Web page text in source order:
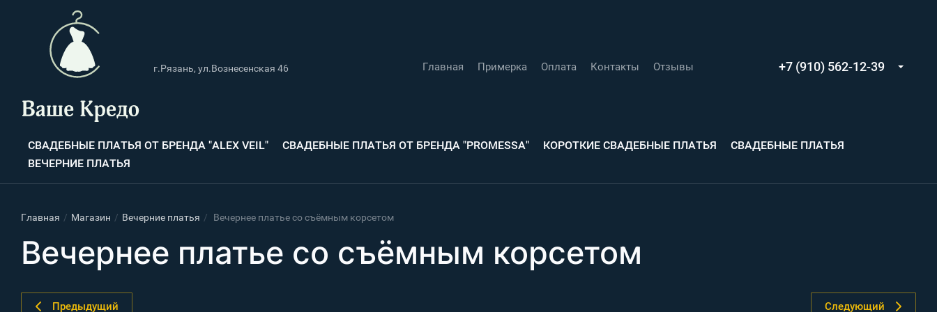
г.Рязань, ул.Вознесенская 46 Главная Примерка Оплата Контакты Отзывы +7 (910) 562-12-39
СВАДЕБНЫЕ ПЛАТЬЯ ОТ БРЕНДА "ALEX VEIL" СВАДЕБНЫЕ ПЛАТЬЯ ОТ БРЕНДА "PROMESSA" КОРОТКИЕ СВАДЕБНЫЕ ПЛАТЬЯ
СВАДЕБНЫЕ ПЛАТЬЯ
ВЕЧЕРНИЕ ПЛАТЬЯ
Главная / Магазин / Вечерние платья / Вечернее платье со съёмным корсетом
Вечернее платье со съёмным корсетом
Предыдущий Следующий